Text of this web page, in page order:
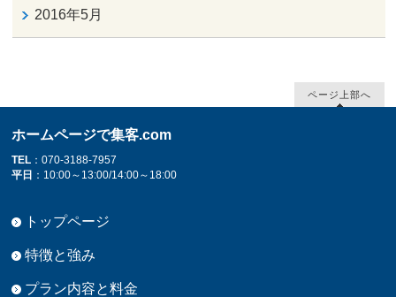
2016年5月
ページ上部へ
ホームページで集客.com
TEL ：070-3188-7957
平日 ：10:00～13:00/14:00～18:00
トップページ
特徴と強み
プラン内容と料金